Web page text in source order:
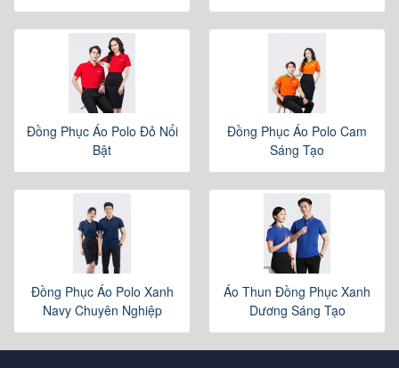
Đồng Phục Áo Polo Đỏ Nổi
Bật
Đồng Phục Áo Polo Cam
Sáng Tạo
Đồng Phục Áo Polo Xanh
Navy Chuyên Nghiệp
Áo Thun Đồng Phục Xanh
Dương Sáng Tạo